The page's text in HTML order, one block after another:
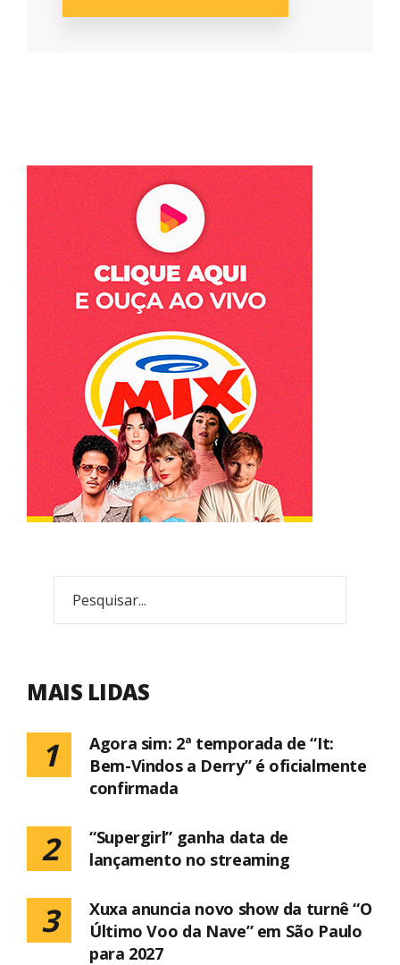
MAIS LIDAS
1
Agora sim: 2ª temporada de “It:
Bem-Vindos a Derry” é oficialmente
confirmada
2
“Supergirl” ganha data de
lançamento no streaming
3
Xuxa anuncia novo show da turnê “O
Último Voo da Nave” em São Paulo
para 2027